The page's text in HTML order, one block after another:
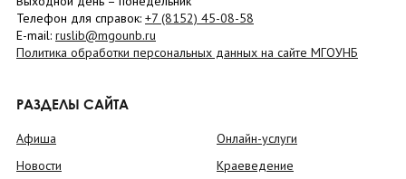
Телефон для справок: +7 (8152) 45-08-58
E-mail: ruslib@mgounb.ru
Политика обработки персональных данных на сайте МГОУНБ
РАЗДЕЛЫ САЙТА
Афиша
Новости
Онлайн-услуги
Краеведение